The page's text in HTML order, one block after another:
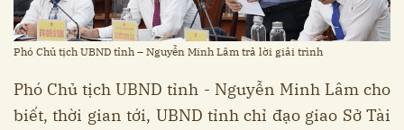
Phó Chủ tịch UBND tỉnh – Nguyễn Minh Lâm trả lời giải trình
Phó Chủ tịch UBND tỉnh - Nguyễn Minh Lâm cho
biết, thời gian tới, UBND tỉnh chỉ đạo giao Sở Tài